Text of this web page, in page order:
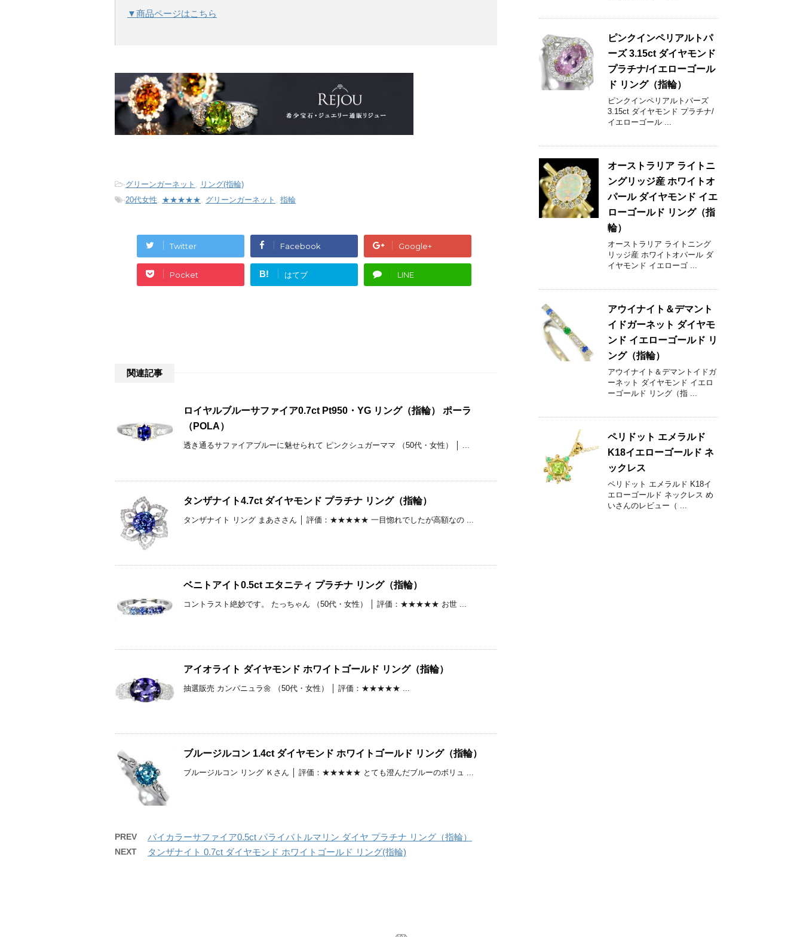
▼商品ページはこちら
-グリーンガーネット , リング(指輪)
-20代女性, ★★★★★, グリーンガーネット , 指輪
Twitter Facebook Google+
Pocket B! はてブ LINE
関連記事
ロイヤルブルーサファイア0.7ct Pt950・YG リング（指輪） ポーラ
（POLA）
透き通るサファイアブルーに魅せられて ピンクシュガーママ （50代・女性） │ ...
タンザナイト4.7ct ダイヤモンド プラチナ リング（指輪）
タンザナイト リング まあささん │ 評価：★★★★★ 一目惚れでしたが高額なの ...
ベニトアイト0.5ct エタニティ プラチナ リング（指輪）
コントラスト絶妙です。 たっちゃん （50代・女性） │ 評価：★★★★★ お世 ...
アイオライト ダイヤモンド ホワイトゴールド リング（指輪）
抽選販売 カンパニュラ🌼 （50代・女性） │ 評価：★★★★★ ...
ブルージルコン 1.4ct ダイヤモンド ホワイトゴールド リング（指輪）
ブルージルコン リング Ｋさん │ 評価：★★★★★ とても澄んだブルーのボリュ ...
PREV バイカラーサファイア0.5ct パライバトルマリン ダイヤ プラチナ リング（指輪）
NEXT タンザナイト 0.7ct ダイヤモンド ホワイトゴールド リング(指輪)
ピンクインペリアルトパ
ーズ 3.15ct ダイヤモンド
プラチナ/イエローゴール
ド リング（指輪）
ピンクインペリアルトパーズ
3.15ct ダイヤモンド プラチナ/
イエローゴール ...
オーストラリア ライトニ
ングリッジ産 ホワイトオ
パール ダイヤモンド イエ
ローゴールド リング（指
輪）
オーストラリア ライトニング
リッジ産 ホワイトオパール ダ
イヤモンド イエローゴ ...
アウイナイト＆デマント
イドガーネット ダイヤモ
ンド イエローゴールド リ
ング（指輪）
アウイナイト＆デマントイドガ
ーネット ダイヤモンド イエロ
ーゴールド リング（指 ...
ペリドット エメラルド
K18イエローゴールド ネ
ックレス
ペリドット エメラルド K18イ
エローゴールド ネックレス め
いさんのレビュー（ ...